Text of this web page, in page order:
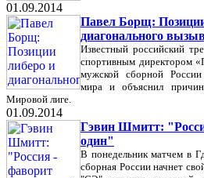
01.09.2014
Павел Борщ:
диагонального
Известный российский
спортивным директором
мужской сборной
мира и объяснил
Мировой лиге.
01.09.2014
Гэвин Шмитт:
один"
В понедельник матчем в
сборная России начнет